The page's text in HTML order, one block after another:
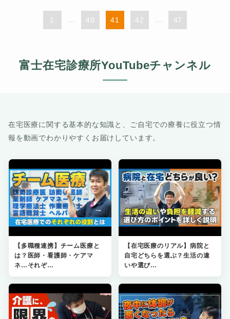
1 40 41 42 47
富士在宅診療所YouTubeチャンネル
在宅医療に関する基本的な知識と、ご自宅での療養に役立つ情
報を動画でわかりやすくお届けしています。
【多職種連携】チーム医療と
は？医師・看護師・ケアマ
ネ…それぞ…
【在宅医療のリアル】病院と
自宅どちらを選ぶ？生活の違
いや選び…